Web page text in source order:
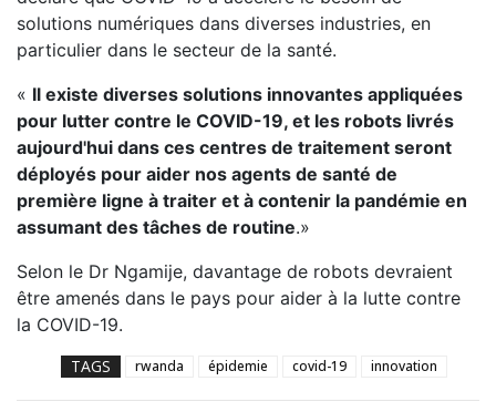
solutions numériques dans diverses industries, en
particulier dans le secteur de la santé.
« Il existe diverses solutions innovantes appliquées
pour lutter contre le COVID-19, et les robots livrés
aujourd'hui dans ces centres de traitement seront
déployés pour aider nos agents de santé de
première ligne à traiter et à contenir la pandémie en
assumant des tâches de routine.»
Selon le Dr Ngamije, davantage de robots devraient
être amenés dans le pays pour aider à la lutte contre
la COVID-19.
TAGS rwanda épidemie covid-19 innovation